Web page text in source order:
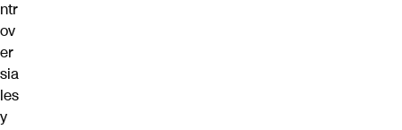
ntr
ov
er
sia
les
y